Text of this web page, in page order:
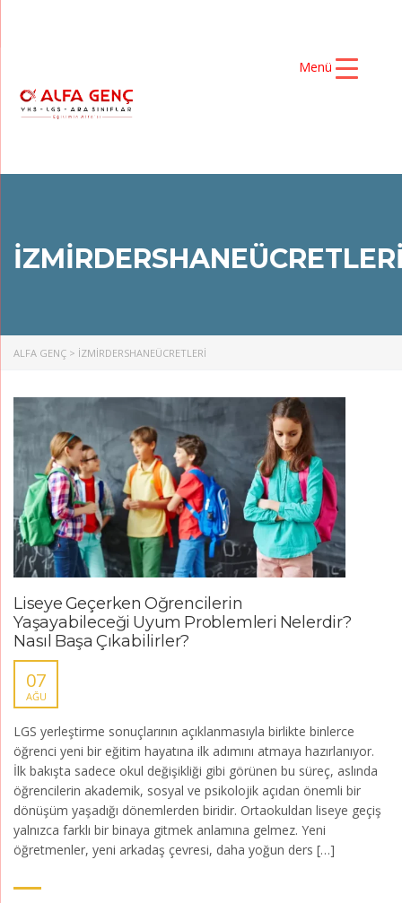
Menü
ALFA GENÇ > IZMIRDERSHANEÜCRETLERI
Liseye Geçerken Öğrencilerin
Yaşayabileceği Uyum Problemleri Nelerdir?
Nasıl Başa Çıkabilirler?
07
AĞU
LGS yerleştirme sonuçlarının açıklanmasıyla birlikte binlerce
öğrenci yeni bir eğitim hayatına ilk adımını atmaya hazırlanıyor.
İlk bakışta sadece okul değişikliği gibi görünen bu süreç, aslında
öğrencilerin akademik, sosyal ve psikolojik açıdan önemli bir
dönüşüm yaşadığı dönemlerden biridir. Ortaokuldan liseye geçiş
yalnızca farklı bir binaya gitmek anlamına gelmez. Yeni
öğretmenler, yeni arkadaş çevresi, daha yoğun ders […]